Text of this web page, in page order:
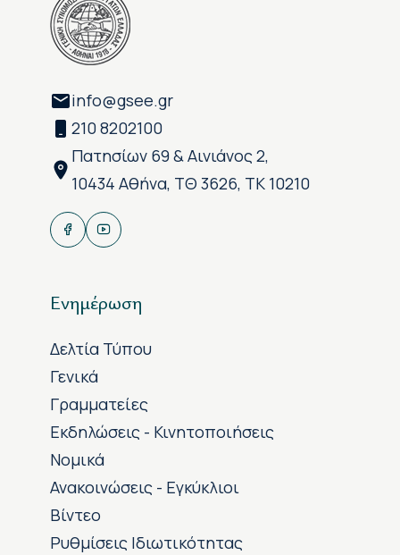
info@gsee.gr
210 8202100
Πατησίων 69 & Αινιάνος 2,
10434 Αθήνα, ΤΘ 3626, ΤΚ 10210
Ενημέρωση
Δελτία Τύπου
Γενικά
Γραμματείες
Εκδηλώσεις - Κινητοποιήσεις
Νομικά
Ανακοινώσεις - Εγκύκλιοι
Βίντεο
Ρυθμίσεις Ιδιωτικότητας